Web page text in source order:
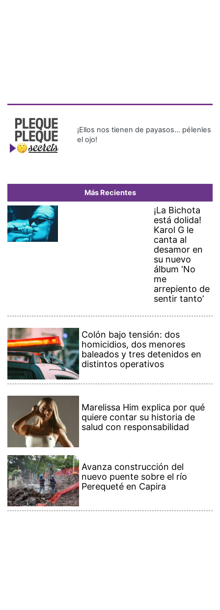
¡Ellos nos tienen de payasos… pélenles
el ojo!
Más Recientes
¡La Bichota
está dolida!
Karol G le
canta al
desamor en
su nuevo
álbum ‘No
me
arrepiento de
sentir tanto’
Colón bajo tensión: dos
homicidios, dos menores
baleados y tres detenidos en
distintos operativos
Marelissa Him explica por qué
quiere contar su historia de
salud con responsabilidad
Avanza construcción del
nuevo puente sobre el río
Perequeté en Capira